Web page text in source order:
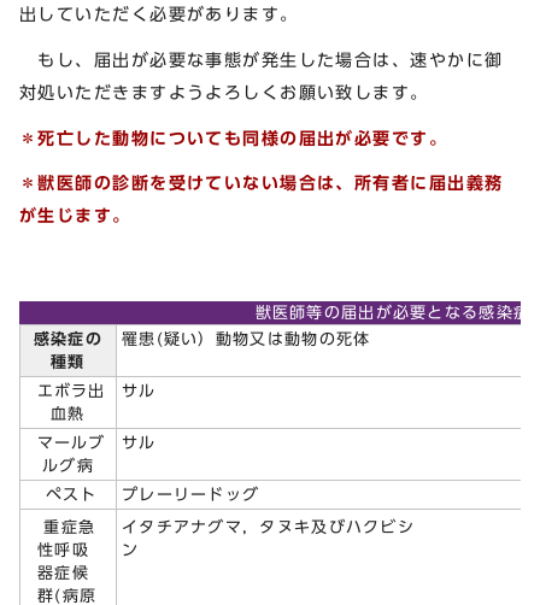
出していただく必要があります。
もし、届出が必要な事態が発生した場合は、速やかに御
対処いただきますようよろしくお願い致します。
＊死亡した動物についても同様の届出が必要です。
＊獣医師の診断を受けていない場合は、所有者に届出義務
が生じます。
獣医師等の届出が必要となる感染症
感染症の
種類
罹患(疑い）動物又は動物の死体
エボラ出
血熱
サル
マールブ
ルグ病
サル
ペスト プレーリードッグ
重症急
性呼吸
器症候
群(病原
イタチアナグマ，タヌキ及びハクビシ